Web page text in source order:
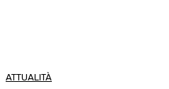
ATTUALITÀ